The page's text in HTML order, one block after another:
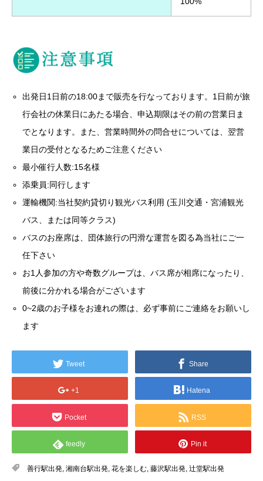
出発日1日前の18:00まで販売を行なっております。1日前が旅
行会社の休業日にあたる場合、申込期限はその前の営業日ま
でとなります。また、営業時間外の問合せについては、翌営
業日の受付となるためご注意ください
最小催行人数:15名様
添乗員:同行します
運輸機関:当社契約貸切り観光バス利用 (玉川交通・宮浦観光
バス、または同等クラス)
バスのお座席は、団体旅行の円滑な運営を図る為当社にご一
任下さい
お1人参加の方や奇数グループは、バス席が相席になったり、
前後に分かれる場合がございます
0~2歳のお子様をお連れの際は、必ず事前にご連絡をお願いし
ます
Tweet Share
+1 Hatena
Pocket RSS
feedly Pin it
善行駅出発, 湘南台駅出発, 花を楽しむ, 藤沢駅出発, 辻堂駅出発